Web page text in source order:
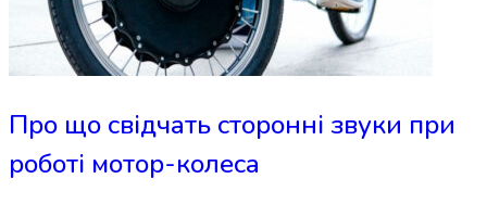
Про що свідчать сторонні звуки при
роботі мотор-колеса